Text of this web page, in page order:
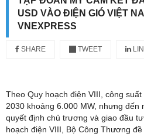
USD VÀO ĐIỆN GIÓ VIỆT
VNEXPRESS
SHARE TWEET
Theo Quy hoạch điện VIII, công
2030 khoảng 6.000 MW, nhưng
quyết định chủ trương và giao đầu
hoạch điện VIII, Bộ Công Thương